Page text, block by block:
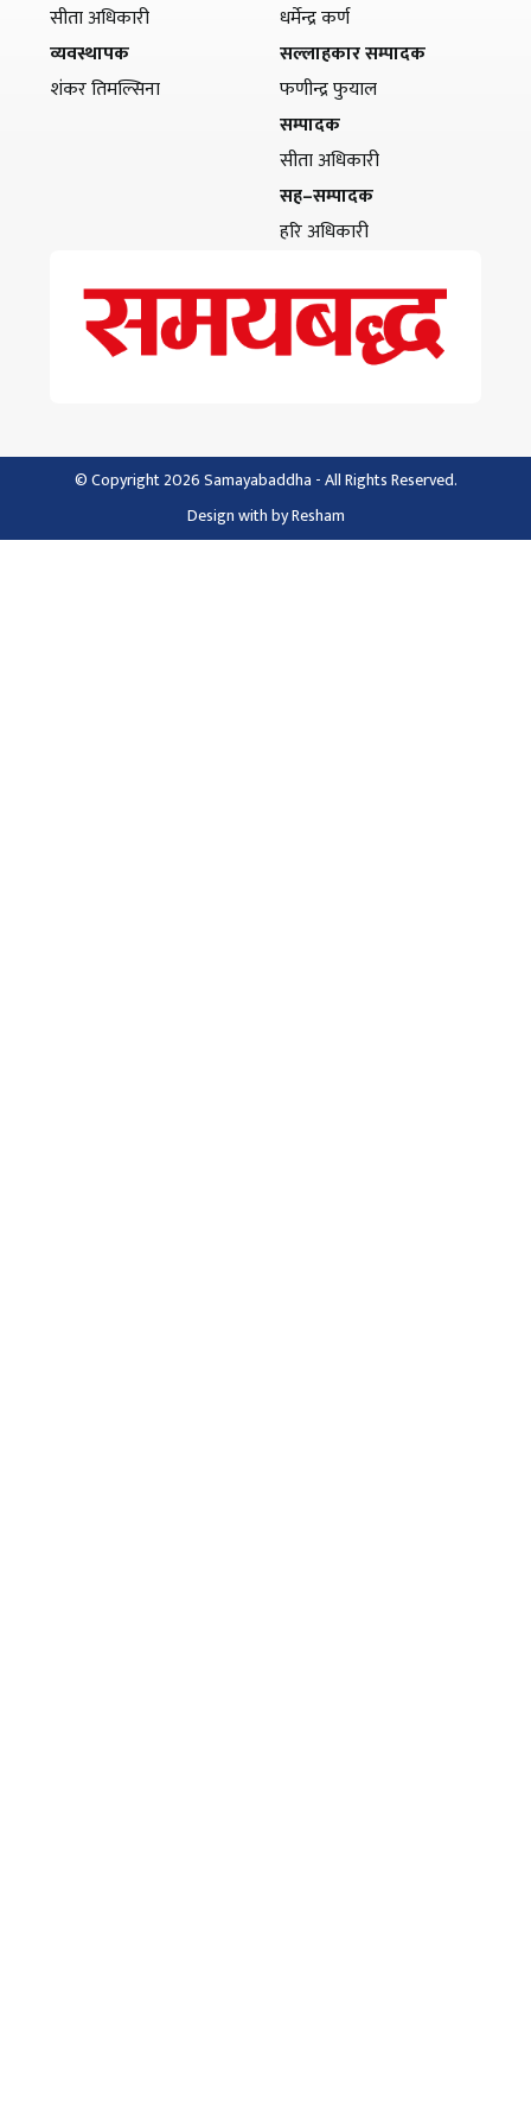
सीता अधिकारी
व्यवस्थापक
शंकर तिमल्सिना
धर्मेन्द्र कर्ण
सल्लाहकार सम्पादक
फणीन्द्र फुयाल
सम्पादक
सीता अधिकारी
सह–सम्पादक
हरि अधिकारी
© Copyright 2026 Samayabaddha - All Rights Reserved.
Design withbyResham